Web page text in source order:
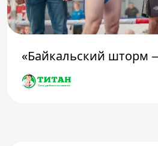
«Байкальский шторм